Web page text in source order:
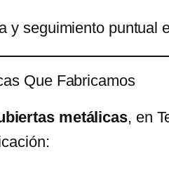
y seguimiento puntual
Que Fabricamos
metálicas, en